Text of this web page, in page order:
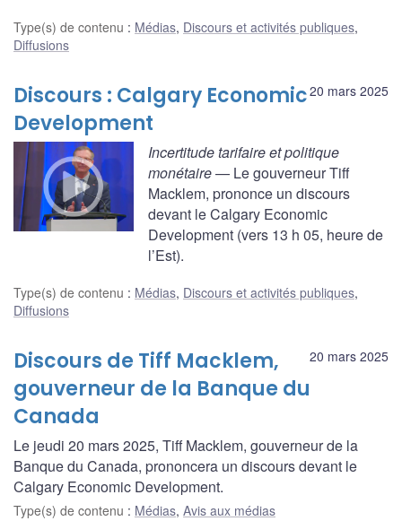
Type(s) de contenu : Médias, Discours et activités publiques,
Diffusions
20 mars 2025
Discours : Calgary Economic
Development
Incertitude tarifaire et politique
monétaire— Le gouverneur Tiff
Macklem, prononce un discours
devant le Calgary Economic
Development (vers 13 h 05, heure de
l’Est).
Type(s) de contenu : Médias, Discours et activités publiques,
Diffusions
20 mars 2025
Discours de Tiff Macklem,
gouverneur de la Banque du
Canada
Le jeudi 20 mars 2025, Tiff Macklem, gouverneur de la
Banque du Canada, prononcera un discours devant le
Calgary Economic Development.
Type(s) de contenu : Médias, Avis aux médias